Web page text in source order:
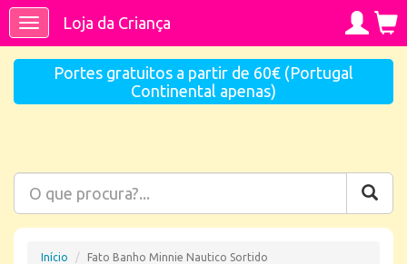
ToggleLoja da Criança
Portes gratuitos a partir de 60€ (Portugal
Continental apenas)
Início Fato Banho Minnie Nautico Sortido